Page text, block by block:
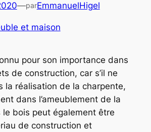
—parEmmanuelHigel
et maison
pour son importance dans
de construction, car s’il ne
la réalisation de la charpente,
dans l’ameublement de la
le bois peut également être
de construction et